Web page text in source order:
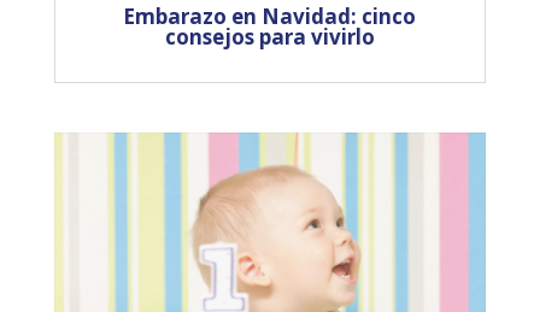
Embarazo en Navidad: cinco
consejos para vivirlo